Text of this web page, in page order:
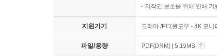
저작권 보호를 위해 인쇄 기
지원기기 크레마 /PC(윈도우 - 4K 모
파일/용량 PDF(DRM) | 5.19MB